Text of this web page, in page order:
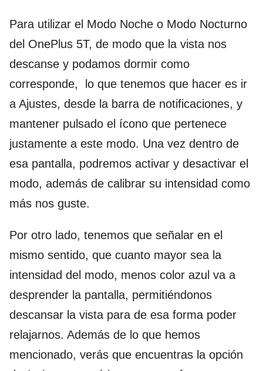
Para utilizar el Modo Noche o Modo Nocturno
del OnePlus 5T, de modo que la vista nos
descanse y podamos dormir como
corresponde, lo que tenemos que hacer es ir
a Ajustes, desde la barra de notificaciones, y
mantener pulsado el ícono que pertenece
justamente a este modo. Una vez dentro de
esa pantalla, podremos activar y desactivar el
modo, además de calibrar su intensidad como
más nos guste.
Por otro lado, tenemos que señalar en el
mismo sentido, que cuanto mayor sea la
intensidad del modo, menos color azul va a
desprender la pantalla, permitiéndonos
descansar la vista para de esa forma poder
relajarnos. Además de lo que hemos
mencionado, verás que encuentras la opción